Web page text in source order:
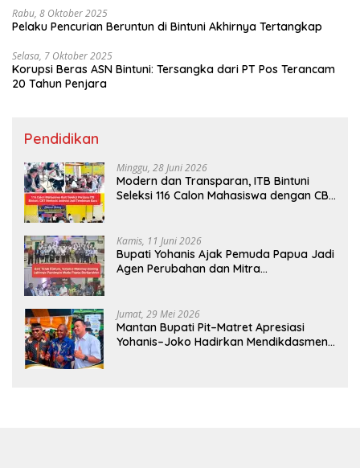
Rabu, 8 Oktober 2025
Pelaku Pencurian Beruntun di Bintuni Akhirnya Tertangkap
Selasa, 7 Oktober 2025
Korupsi Beras ASN Bintuni: Tersangka dari PT Pos Terancam
20 Tahun Penjara
Pendidikan
Minggu, 28 Juni 2026
Modern dan Transparan, ITB Bintuni
Seleksi 116 Calon Mahasiswa dengan CBT
Kamis, 11 Juni 2026
Bupati Yohanis Ajak Pemuda Papua Jadi
Agen Perubahan dan Mitra
Jumat, 29 Mei 2026
Mantan Bupati Pit–Matret Apresiasi
Yohanis–Joko Hadirkan Mendikdasmen